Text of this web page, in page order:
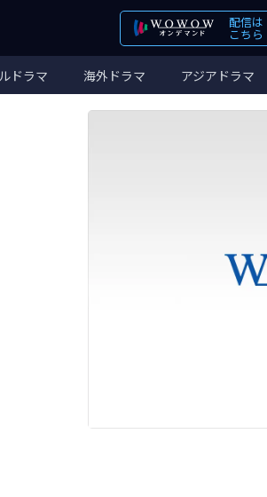
配信は
こちら
ドラマ 海外ドラマ アジアドラマ